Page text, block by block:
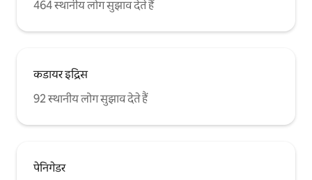
464 स्थानीय लोग सुझाव देते हैं
कडायर इद्रिस
92 स्थानीय लोग सुझाव देते हैं
पेनिगेडर